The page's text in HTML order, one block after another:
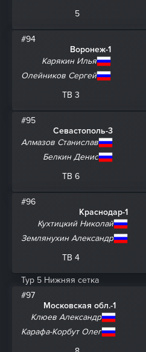
5
#94
Воронеж-1
Карякин Илья
Олейников Сергей
ТВ 3
#95
Севастополь-3
Алмазов Станислав
Белкин Денис
ТВ 6
#96
Краснодар-1
Кухтицкий Николай
Землянухин Александр
ТВ 4
Тур 5 Нижняя сетка
#97
Московская обл.-1
Клюев Александр
Карафа-Корбут Олег